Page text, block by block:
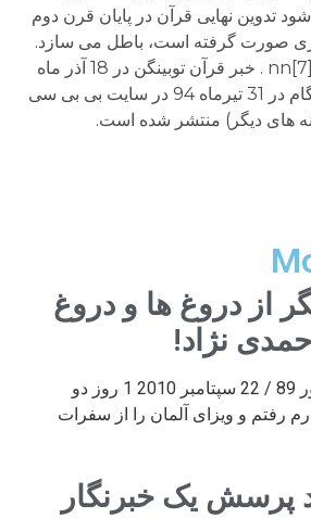
از دروغ ها و دروغ
نژاد!
چهارشنبه 31 شهریور 89 / 22 سپتامبر 2010 1 روز دو
به رم رفتم و ویزای آلمان را از سفرات
پرسش یک خبرنگار